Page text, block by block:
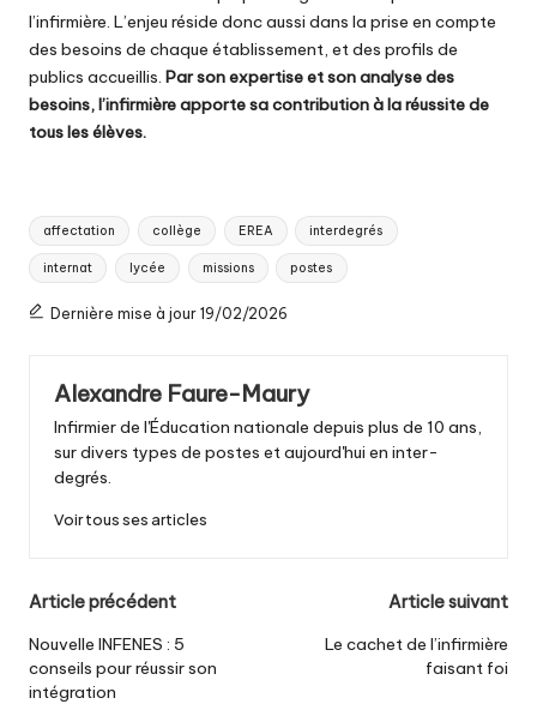
l’infirmière. L’enjeu réside donc aussi dans la prise en compte
des besoins de chaque établissement, et des profils de
publics accueillis. Par son expertise et son analyse des
besoins, l’infirmière apporte sa contribution à la réussite de
tous les élèves.
Tags:
affectation collège EREA interdegrés
internat lycée missions postes
Dernière mise à jour 19/02/2026
Alexandre Faure-Maury
Infirmier de l'Éducation nationale depuis plus de 10 ans,
sur divers types de postes et aujourd'hui en inter-
degrés.
Voir tous ses articles
Post
navigation
Article précédent
Nouvelle INFENES : 5
conseils pour réussir son
intégration
Article suivant
Le cachet de l’infirmière
faisant foi